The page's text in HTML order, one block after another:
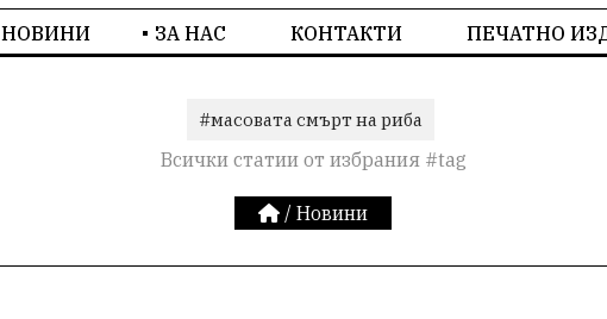
НОВИНИ ЗА НАС КОНТАКТИ ПЕЧАТНО
#масовата смърт на риба
Всички статии от избрания #tag
/ Новини